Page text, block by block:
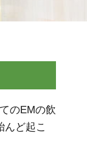
のEMの飲
ど起こ